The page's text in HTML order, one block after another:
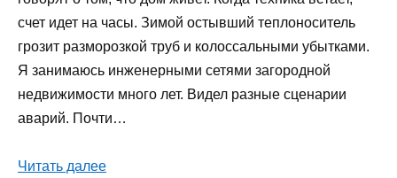
счет идет на часы. Зимой остывший теплоноситель
грозит разморозкой труб и колоссальными убытками.
Я занимаюсь инженерными сетями загородной
недвижимости много лет. Видел разные сценарии
аварий. Почти…
Читать далее